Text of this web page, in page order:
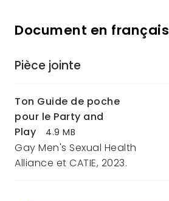
Document en français
Pièce jointe
Ton Guide de poche
pour le Party and
Play
4.9 MB
Gay Men's Sexual Health
Alliance et CATIE, 2023.